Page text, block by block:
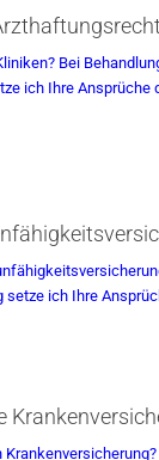
Bei
ich Ihre Ansprüche
setze ich Ihre